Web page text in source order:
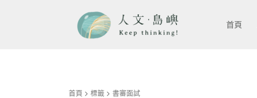
首頁
首頁 標籤 書審面試